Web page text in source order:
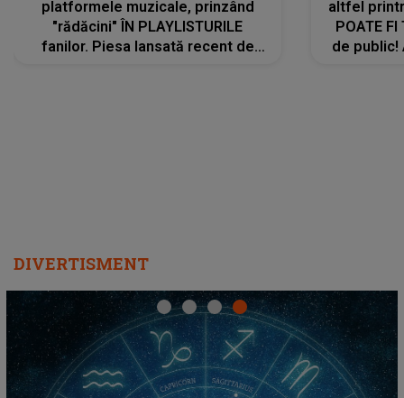
platformele muzicale, prinzând
"rădăcini" ÎN PLAYLISTURILE
fanilor. Piesa lansată recent de
altfel
POATE FI
de public!
DIVERTISMENT